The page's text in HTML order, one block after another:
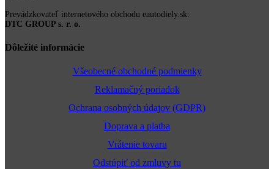
Prevádzkovateľ internetového obchodu eautodiely.sk:
DTC GROUP s. r. o.
Dôležité informácie
Všeobecné obchodné podmienky
Reklamačný poriadok
Ochrana osobných údajov (GDPR)
Doprava a platba
Vrátenie tovaru
Odstúpiť od zmluvy tu